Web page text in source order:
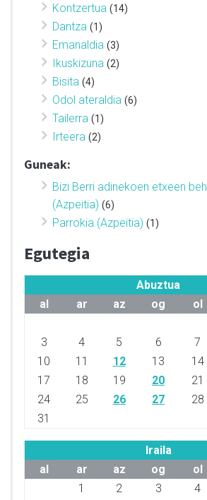
Kontzertua (14)
Dantza (1)
Emanaldia (3)
Ikuskizuna (2)
Bisita (4)
Odol ateraldia (6)
Tailerra (1)
Irteera (2)
Guneak:
Bizi Berri adinekoen etxeen
(Azpeitia) (6)
Parrokia (Azpeitia) (1)
Egutegia
Abuztua
al
ar az og ol
3
4 5 6 7
10
11 12 13 14
17
18 19 20 21
24
25 26 27 28
31
Iraila
al
ar az og ol
1
2 3 4